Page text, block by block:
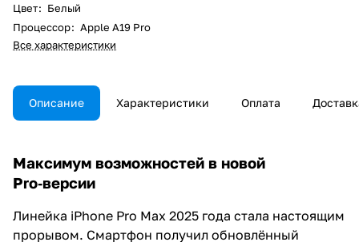
Цвет: Белый
Процессор: Apple A19 Pro
Все характеристики
Описание Характеристики Оплата
Максимум возможностей в новой
Pro‑версии
Линейка iPhone Pro Max 2025 года стала настоящим
прорывом. Смартфон получил обновлённый